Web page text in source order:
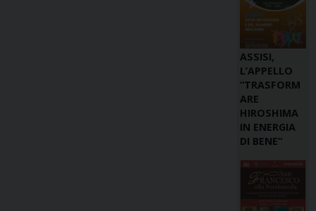
ASSISI,
L’APPELLO
“TRASFORM
ARE
HIROSHIMA
IN ENERGIA
DI BENE”